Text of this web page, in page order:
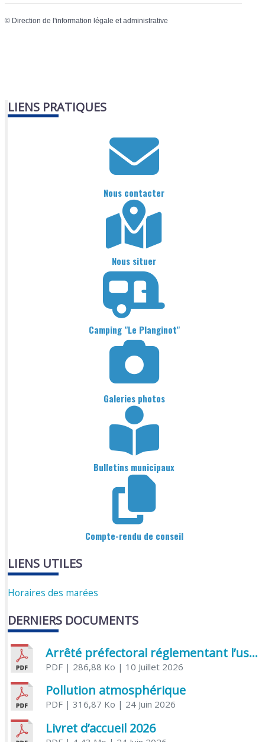
© Direction de l'information légale et administrative
LIENS PRATIQUES
Nous contacter
Nous situer
Camping "Le Planginot"
Galeries photos
Bulletins municipaux
Compte-rendu de conseil
LIENS UTILES
Horaires des marées
DERNIERS DOCUMENTS
Arrêté préfectoral réglementant l’usage de l’eau
PDF| 286,88 Ko | 10 Juillet 2026
Pollution atmosphérique
PDF| 316,87 Ko | 24 Juin 2026
Livret d’accueil 2026